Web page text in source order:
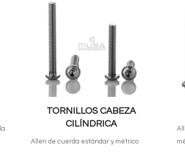
TORNILLOS CABEZA
CILÍNDRICA
Allen de cuerda estándar y métrico